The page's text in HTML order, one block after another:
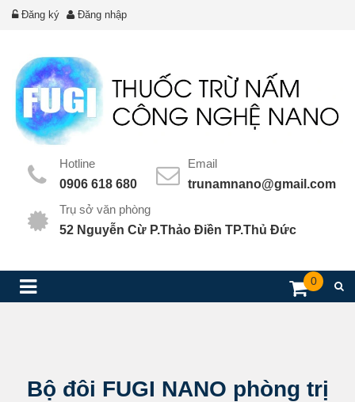
Đăng ký Đăng nhập
Hotline
0906 618 680
Email
trunamnano@gmail.com
Trụ sở văn phòng
52 Nguyễn Cừ P.Thảo Điền TP.Thủ Đức
0
Bộ đôi FUGI NANO phòng trị